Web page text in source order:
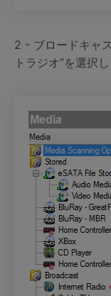
2 - ブロードキャ
トラジオ”を選択